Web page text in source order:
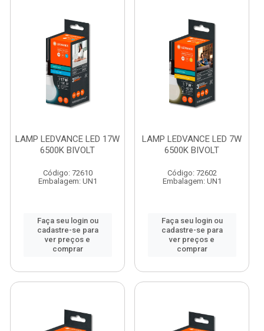
LAMP LEDVANCE LED 17W
6500K BIVOLT
Código: 72610
Embalagem: UN1
Faça seu login ou
cadastre-se para
ver preços e
comprar
LAMP LEDVANCE LED 7W
6500K BIVOLT
Código: 72602
Embalagem: UN1
Faça seu login ou
cadastre-se para
ver preços e
comprar